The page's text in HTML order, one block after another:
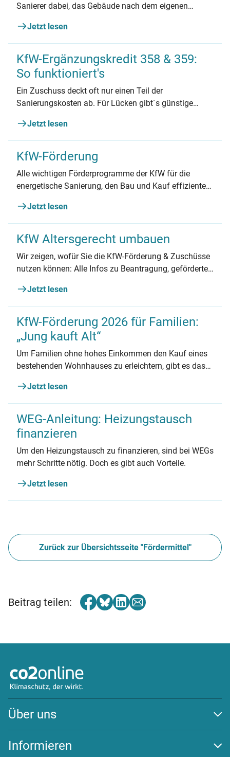
Sanierer dabei, das Gebäude nach dem eigenen
modernisieren.
Jetzt lesen
KfW-Ergänzungskredit 358 & 359:
So funktioniert's
Ein Zuschuss deckt oft nur einen Teil der
Sanierungskosten ab. Für Lücken gibt´s günstige
Jetzt lesen
KfW-Förderung
Alle wichtigen Förderprogramme der KfW für die
energetische Sanierung, den Bau und Kauf effizienter
Jetzt lesen
KfW Altersgerecht umbauen
Wir zeigen, wofür Sie die KfW-Förderung & Zuschüsse
nutzen können: Alle Infos zu Beantragung, geförderten
Jetzt lesen
KfW-Förderung 2026 für Familien:
„Jung kauft Alt“
Um Familien ohne hohes Einkommen den Kauf eines
bestehenden Wohnhauses zu erleichtern, gibt es das
alles Wichtige zum Förderprogramm und den
Voraussetzungen.
Jetzt lesen
WEG-Anleitung: Heizungstausch
finanzieren
Um den Heizungstausch zu finanzieren, sind bei WEGs
mehr Schritte nötig. Doch es gibt auch Vorteile.
Jetzt lesen
Zurück zur Übersichtsseite "Fördermittel"
Beitrag teilen:
Über uns
Auszeichnungen
Team
Transparenz
Informieren